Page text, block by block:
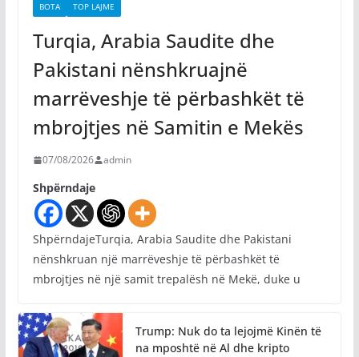
BOTA TOP LAJME
Turqia, Arabia Saudite dhe
Pakistani nënshkruajnë
marrëveshje të përbashkët të
mbrojtjes në Samitin e Mekës
07/08/2026 admin
Shpërndaje
ShpërndajeTurqia, Arabia Saudite dhe Pakistani
nënshkruan një marrëveshje të përbashkët të
mbrojtjes në një samit trepalësh në Mekë, duke u
Trump: Nuk do ta lejojmë Kinën të
na mposhtë në Al dhe kripto